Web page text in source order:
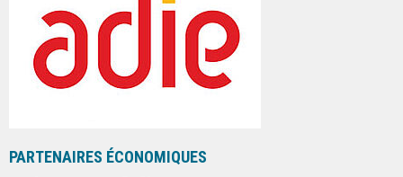
PARTENAIRES ÉCONOMIQUES